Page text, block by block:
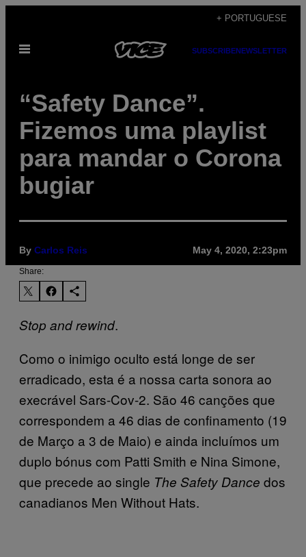
content
+ PORTUGUESE
Open
SUBSCRIBENEWSLETTER
“Safety Dance”.
Fizemos uma playlist
para mandar o Corona
bugiar
By Carlos Reis May 4, 2020, 2:23pm
Share:
Stop and rewind.
Como o inimigo oculto está longe de ser
erradicado, esta é a nossa carta sonora ao
execrável Sars-Cov-2. São 46 canções que
correspondem a 46 dias de confinamento (19
de Março a 3 de Maio) e ainda incluímos um
duplo bónus com Patti Smith e Nina Simone,
que precede ao single The Safety Dance dos
canadianos Men Without Hats.